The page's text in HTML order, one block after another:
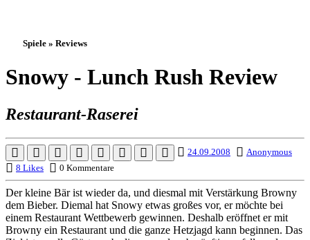
Spiele » Reviews
Snowy - Lunch Rush Review
Restaurant-Raserei
24.09.2008
Anonymous
8 Likes
0 Kommentare
Der kleine Bär ist wieder da, und diesmal mit Verstärkung Browny
dem Bieber. Diemal hat Snowy etwas großes vor, er möchte bei
einem Restaurant Wettbewerb gewinnen. Deshalb eröffnet er mit
Browny ein Restaurant und die ganze Hetzjagd kann beginnen. Das